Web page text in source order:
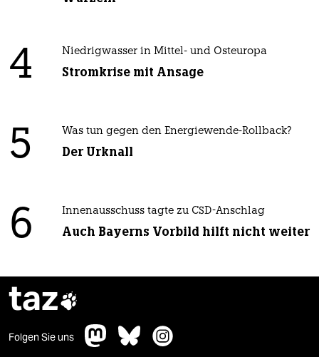
4 Niedrigwasser in Mittel- und Osteuropa
Stromkrise mit Ansage
5 Was tun gegen den Energiewende-Rollback?
Der Urknall
6 Innenausschuss tagte zu CSD-Anschlag
Auch Bayerns Vorbild hilft nicht weiter
taz
Folgen Sie uns